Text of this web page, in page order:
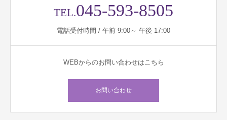
TEL.045-593-8505
電話受付時間 / 午前 9:00～ 午後 17:00
WEBからのお問い合わせはこちら
お問い合わせ